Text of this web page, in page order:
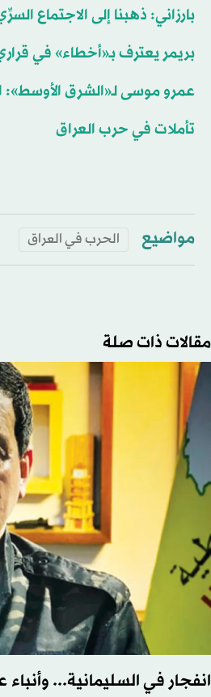
بارزاني: ذهبنا إلى الاجتماع
بريمر يعترف بـ«أخطاء» في
عمرو موسى لـ«الشرق الأوسط»:
تأملات في حرب العراق
مواضيع الحرب في العراق
مقالات ذات صلة
انفجار في السليمانية...